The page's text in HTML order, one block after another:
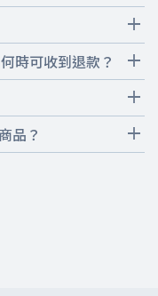
都可以折抵消費與累點
列項目不適用
終金額為主) 再回饋
牌，可能是目前未提供
案適用之機款/型號/價
為主。
時可收到退款？
5-7個工作天刷退至原
先確認帳單上是否有
間。
行請款成功，我們將
您的當月銀行結帳
、MASTER、JCB信用
用。
工具。
品？
路門市為您審核訂單，
個工作天內進行審核，